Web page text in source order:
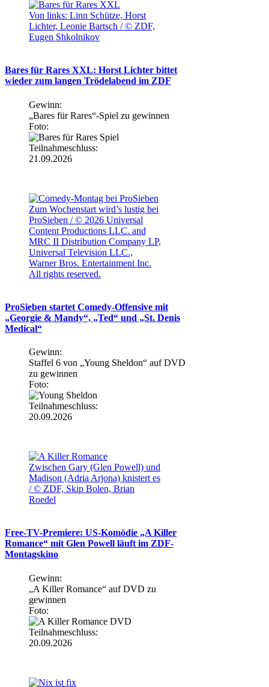
Von links: Linn Schütze, Horst
Lichter, Leonie Bartsch / © ZDF,
Eugen Shkolnikov
Bares für Rares XXL: Horst Lichter bittet
wieder zum langen Trödelabend im ZDF
Gewinn:
„Bares für Rares“-Spiel zu gewinnen
Foto:
Teilnahmeschluss:
21.09.2026
Zum Wochenstart wird’s lustig bei
ProSieben / © 2026 Universal
Content Productions LLC. and
MRC II Distribution Company LP,
Universal Television LLC.,
Warner Bros. Entertainment Inc.
All rights reserved.
ProSieben startet Comedy-Offensive mit
„Georgie & Mandy“, „Ted“ und „St. Denis
Medical“
Gewinn:
Staffel 6 von „Young Sheldon“ auf DVD
zu gewinnen
Foto:
Teilnahmeschluss:
20.09.2026
Zwischen Gary (Glen Powell) und
Madison (Adria Arjona) knistert es
/ © ZDF, Skip Bolen, Brian
Roedel
Free-TV-Premiere: US-Komödie „A Killer
Romance“ mit Glen Powell läuft im ZDF-
Montagskino
Gewinn:
„A Killer Romance“ auf DVD zu
gewinnen
Foto:
Teilnahmeschluss:
20.09.2026